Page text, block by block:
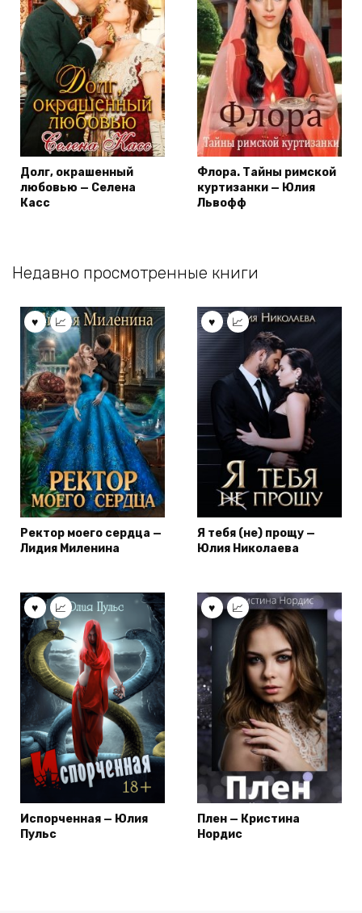
Долг, окрашенный
любовью — Селена
Касс
Флора. Тайны римской
куртизанки — Юлия
Львофф
Недавно просмотренные книги
Ректор моего сердца —
Лидия Миленина
Я тебя (не) прощу —
Юлия Николаева
Испорченная — Юлия
Пульс
Плен — Кристина
Нордис